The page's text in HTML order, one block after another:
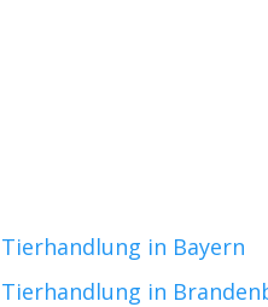
Tierhandlung in Bayern
Tierhandlung in